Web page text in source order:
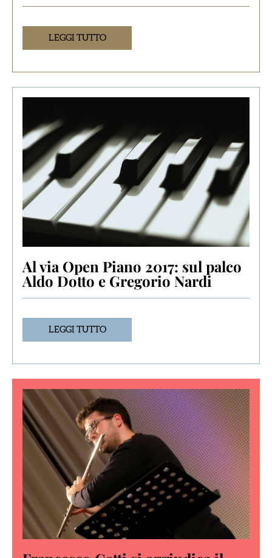
LEGGI TUTTO
Al via Open Piano 2017: sul palco
Aldo Dotto e Gregorio Nardi
LEGGI TUTTO